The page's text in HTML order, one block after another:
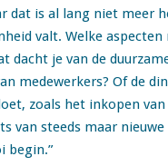
dat is al lang niet meer
valt. Welke aspecten
dacht je van de
medewerkers? Of de
zoals het inkopen
van steeds maar
begin.”